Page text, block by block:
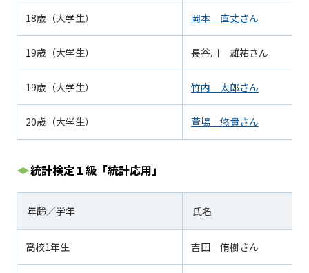
18歳（大学生） 岡本 直丈さん
19歳（大学生） 長谷川 雄祐さん
19歳（大学生） 竹内 太郎さん
20歳（大学生） 萱場 悠貴さん
統計検定１級「統計応用」
年齢／学年 氏名
高校1年生 吉田 侑樹さん